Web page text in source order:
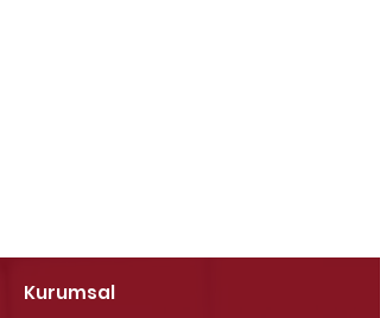
Kurumsal